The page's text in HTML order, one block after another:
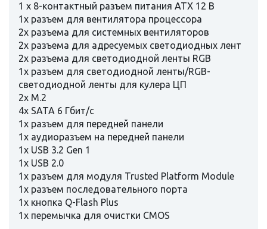
1 x 8-контактный разъем питания ATX 12 В
1x разъем для вентилятора процессора
2x разъема для системных вентиляторов
2x разъема для адресуемых светодиодных лент
2x разъема для светодиодной ленты RGB
1x разъем для светодиодной ленты/RGB-
светодиодной ленты для кулера ЦП
2x M.2
4x SATA 6 Гбит/с
1x разъем для передней панели
1x аудиоразъем на передней панели
1x USB 3.2 Gen 1
1x USB 2.0
1x разъем для модуля Trusted Platform Module
1x разъем последовательного порта
1x кнопка Q-Flash Plus
1x перемычка для очистки CMOS